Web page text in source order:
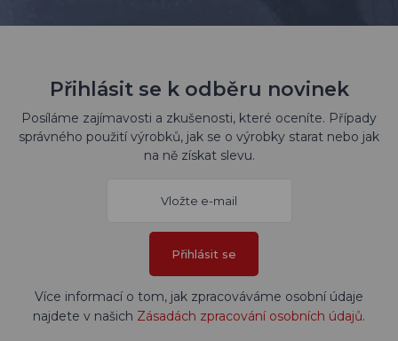
Přihlásit se k odběru novinek
Posíláme zajímavosti a zkušenosti, které oceníte. Případy
správného použití výrobků, jak se o výrobky starat nebo jak
na ně získat slevu.
Přihlásit se
Více informací o tom, jak zpracováváme osobní údaje
najdete v našich Zásadách zpracování osobních údajů.